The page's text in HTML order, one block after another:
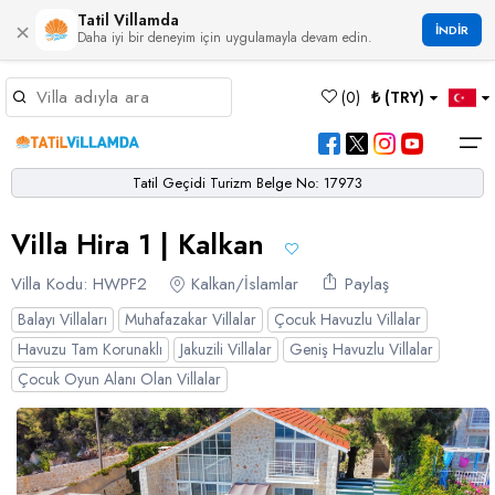
× Tatil Villamda
Daha iyi bir deneyim için uygulamayla devam edin. İNDİR
(0) ₺ (TRY)
Hakkımızda
Bölgeler
Bölgeler
Bodrum
Turgutreis
Çeşme
Alaçatı
Germiyan
Dalaman
Dalyan
Çalış
Çamköy
Çatalarık
Çiftlik
Eldirek
Bornova
Akbel
Bezirgan
Çavdır
Çayköy
Hacıoğlan
Ağullu
Bayındır
Çukurbağ
Gökçeören
Gökseki
Çamlı
Selimiye
Boğaziçi
Eşen
Karadere
Yakabağ
Villa Seçeneklerimiz
Villa Seçeneklerimiz
Balayı Villaları
Çift Jakuzili Villalar
Çocuk Havuzlu Villalar
Çocuk Oyun Alanı Olan Villalar
Blog
Tatil Geçidi Turizm Belge No: 17973
Villa Hira 1 | Kalkan
Villa Kodu: HWPF2 Kalkan/İslamlar Paylaş
Balayı Villaları Muhafazakar Villalar
Çocuk Havuzlu Villalar
Havuzu Tam Korunaklı
Jakuzili Villalar
Geniş Havuzlu Villalar
Çocuk Oyun Alanı Olan Villalar
Dil Seçiniz
Türkçe English French
German Italian Russian
Kur Seçiniz
Türk Lirası
TRY- TL
EURO
EUR - € USD - $
Sterlin
GBP- £
Favorilerim
Müsaitlik Takvimi
Müsaitlik Takvimi >